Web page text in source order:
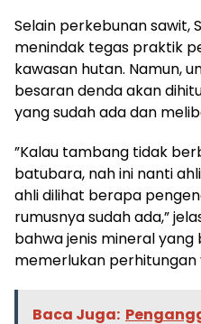
​Selain perkebunan sawit,
menindak tegas praktik
kawasan hutan. Namun,
besaran denda akan
yang sudah ada dan
​”Kalau tambang tidak
batubara, nah ini nanti
ahli dilihat berapa
rumusnya sudah ada,”
bahwa jenis mineral
memerlukan perhitungan
Baca Juga: